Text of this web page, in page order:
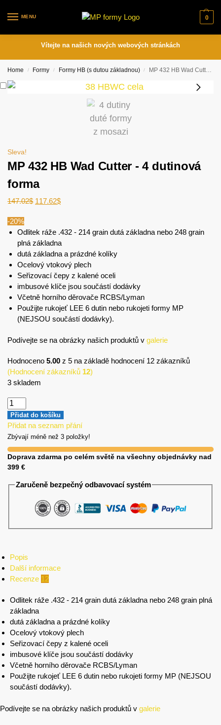
MENU 0
Vítejte na našich nových webových stránkách
Home / Formy / Formy HB (s dutou základnou) / MP 432 HB Wad Cutter - 4 dutinová forma
Sleva!
MP 432 HB Wad Cutter - 4 dutinová
forma
147.02$ 117.62$
-20%
Odlitek ráže .432 - 214 grain dutá základna nebo 248 grain
plná základna
dutá základna a prázdné kolíky
Ocelový vtokový plech
Seřizovací čepy z kalené oceli
imbusové klíče jsou součástí dodávky
Včetně horního děrovače RCBS/Lyman
Použijte rukojeť LEE 6 dutin nebo rukojeti formy MP
(NEJSOU součástí dodávky).
Podívejte se na obrázky našich produktů v galerie
Hodnoceno 5.00 z 5 na základě hodnocení 12 zákazníků
(Hodnocení zákazníků 12)
3 skladem
Přidat do košíku
Přidat na seznam přání
Zbývají méně než 3 položky!
Doprava zdarma po celém světě na všechny objednávky nad
399 €
Zaručeně bezpečný odbavovací systém
Popis
Další informace
Recenze 12
Odlitek ráže .432 - 214 grain dutá základna nebo 248 grain plná
základna
dutá základna a prázdné kolíky
Ocelový vtokový plech
Seřizovací čepy z kalené oceli
imbusové klíče jsou součástí dodávky
Včetně horního děrovače RCBS/Lyman
Použijte rukojeť LEE 6 dutin nebo rukojeti formy MP (NEJSOU
součástí dodávky).
Podívejte se na obrázky našich produktů v galerie